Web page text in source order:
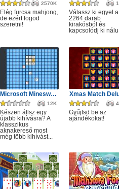
2570K
Elég furcsa mahjong,
de ezért fogod
szeretni!
Válassz ki egyet a
2264 darab
kirakósból és
kapcsolódj ki
Microsoft Minesweeper
12K
Készen állsz egy
újabb kihívásra? A
klasszikus
aknakereső most
még több kihívást...
Xmas Match
Gyűjtsd be az
ajándékokat!